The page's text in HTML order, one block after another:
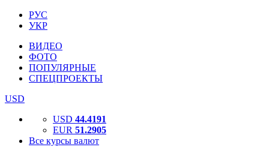
РУС
УКР
ВИДЕО
ФОТО
ПОПУЛЯРНЫЕ
СПЕЦПРОЕКТЫ
USD
USD 44.4191
EUR 51.2905
Все курсы валют